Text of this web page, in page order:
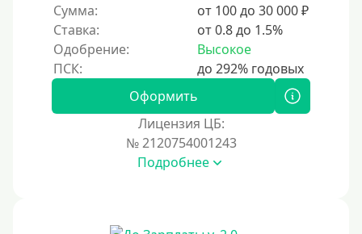
Сумма:
от 100 до 30 000 ₽
Ставка:
от 0.8 до 1.5%
Одобрение:
Высокое
Оформить
Лицензия ЦБ:
№ 2120754001243
Подробнее